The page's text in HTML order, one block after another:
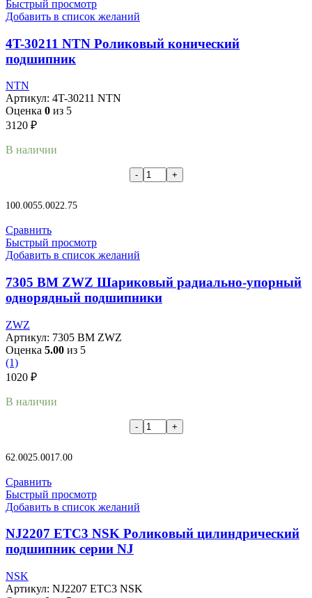
Быстрый просмотр
Добавить в список желаний
4T-30211 NTN Роликовый конический
подшипник
NTN
Артикул: 4T-30211 NTN
Оценка 0 из 5
3120 ₽
В наличии
100.0055.0022.75
Сравнить
Быстрый просмотр
Добавить в список желаний
7305 BM ZWZ Шариковый радиально-упорный
однорядный подшипники
ZWZ
Артикул: 7305 BM ZWZ
Оценка 5.00 из 5
(1)
1020 ₽
В наличии
62.0025.0017.00
Сравнить
Быстрый просмотр
Добавить в список желаний
NJ2207 ETC3 NSK Роликовый цилиндрический
подшипник серии NJ
NSK
Артикул: NJ2207 ETC3 NSK